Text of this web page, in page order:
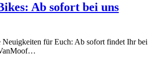
Ab sofort bei uns
Neuigkeiten für Euch: Ab sofort findet Ihr bei